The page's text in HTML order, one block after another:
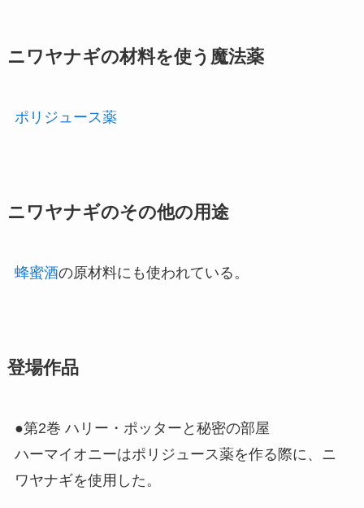
ニワヤナギの材料を使う魔法薬
ポリジュース薬
ニワヤナギのその他の用途
蜂蜜酒の原材料にも使われている。
登場作品
●第2巻 ハリー・ポッターと秘密の部屋
ハーマイオニーはポリジュース薬を作る際に、ニ
ワヤナギを使用した。